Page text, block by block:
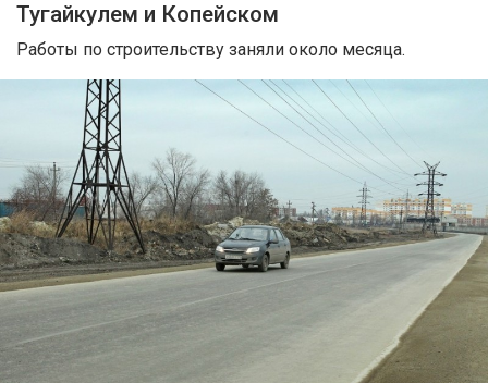
Тугайкулем и Копейском
Работы по строительству заняли около месяца.